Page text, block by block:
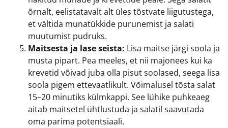
õrnalt, eelistatavalt alt üles tõstvate liigutustega,
et vältida munatükkide purunemist ja salati
muutumist pudruks.
Maitsesta ja lase seista: Lisa maitse järgi soola ja
musta pipart. Pea meeles, et nii majonees kui ka
krevetid võivad juba olla pisut soolased, seega lisa
soola pigem ettevaatlikult. Võimalusel tõsta salat
15–20 minutiks külmkappi. See lühike puhkeaeg
aitab maitsetel ühtlustuda ja salatil saavutada
oma parima potentsiaali.